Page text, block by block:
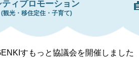
ティプロモーション
(観光・移住定住・子育て)
すもっと協議会を開催しました